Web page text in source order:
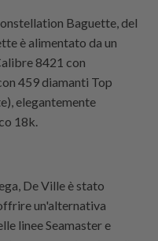
Baguette, del
è alimentato da un
8421 con
459 diamanti Top
elegantemente
18k.
De Ville è stato
un'alternativa
linee Seamaster e